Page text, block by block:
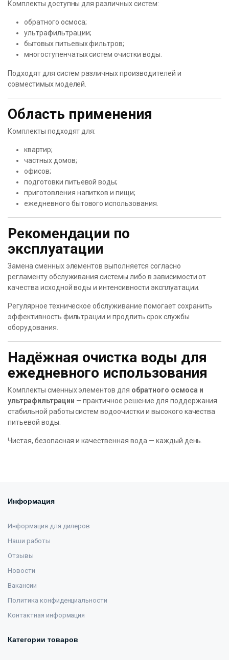
Комплекты доступны для различных систем:
обратного осмоса;
ультрафильтрации;
бытовых питьевых фильтров;
многоступенчатых систем очистки воды.
Подходят для систем различных производителей и
совместимых моделей.
Область применения
Комплекты подходят для:
квартир;
частных домов;
офисов;
подготовки питьевой воды;
приготовления напитков и пищи;
ежедневного бытового использования.
Рекомендации по
эксплуатации
Замена сменных элементов выполняется согласно
регламенту обслуживания системы либо в зависимости от
качества исходной воды и интенсивности эксплуатации.
Регулярное техническое обслуживание помогает сохранить
эффективность фильтрации и продлить срок службы
оборудования.
Надёжная очистка воды для
ежедневного использования
Комплекты сменных элементов для обратного осмоса и
ультрафильтрации — практичное решение для поддержания
стабильной работы систем водоочистки и высокого качества
питьевой воды.
Чистая, безопасная и качественная вода — каждый день.
Информация
Информация для дилеров
Наши работы
Отзывы
Новости
Вакансии
Политика конфиденциальности
Контактная информация
Категории товаров